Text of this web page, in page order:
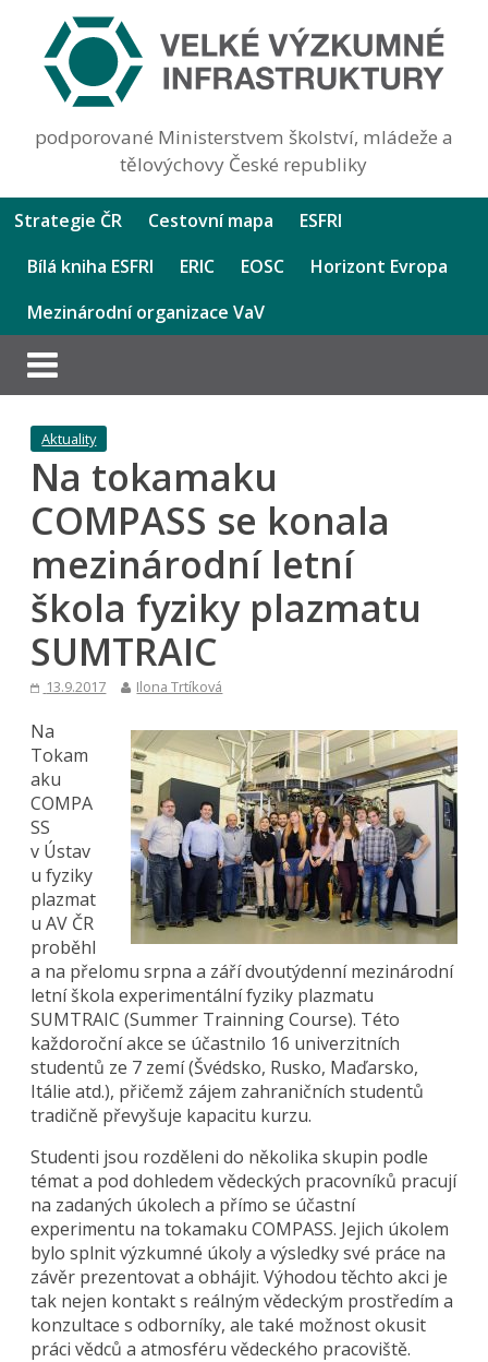
podporované Ministerstvem školství, mládeže a
tělovýchovy České republiky
Strategie ČR Cestovní mapa
ESFRI
Bílá kniha ESFRI
ERIC EOSC
Horizont Evropa
Mezinárodní organizace VaV
Aktuality
Na tokamaku
COMPASS se konala
mezinárodní letní
škola fyziky plazmatu
SUMTRAIC
13.9.2017 Ilona Trtíková
Na
Tokam
aku
COMPA
SS
v Ústav
u fyziky
plazmat
u AV ČR
proběhl
a na přelomu srpna a září dvoutýdenní mezinárodní
letní škola experimentální fyziky plazmatu
SUMTRAIC (Summer Trainning Course). Této
každoroční akce se účastnilo 16 univerzitních
studentů ze 7 zemí (Švédsko, Rusko, Maďarsko,
Itálie atd.), přičemž zájem zahraničních studentů
tradičně převyšuje kapacitu kurzu.
Studenti jsou rozděleni do několika skupin podle
témat a pod dohledem vědeckých pracovníků pracují
na zadaných úkolech a přímo se účastní
experimentu na tokamaku COMPASS. Jejich úkolem
bylo splnit výzkumné úkoly a výsledky své práce na
závěr prezentovat a obhájit. Výhodou těchto akci je
tak nejen kontakt s reálným vědeckým prostředím a
konzultace s odborníky, ale také možnost okusit
práci vědců a atmosféru vědeckého pracoviště.